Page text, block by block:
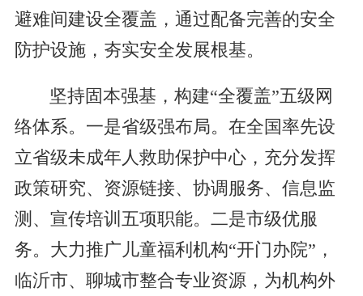
避难间建设全覆盖，通过配备完善的安全
防护设施，夯实安全发展根基。
坚持固本强基，构建“全覆盖”五级网
络体系。一是省级强布局。在全国率先设
立省级未成年人救助保护中心，充分发挥
政策研究、资源链接、协调服务、信息监
测、宣传培训五项职能。二是市级优服
务。大力推广儿童福利机构“开门办院”，
临沂市、聊城市整合专业资源，为机构外